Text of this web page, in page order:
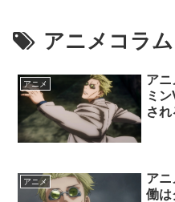
アニメコラム
アニメ
ア
ミ
され
アニメ
ア
働は